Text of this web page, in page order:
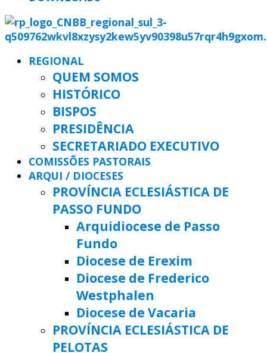
REGIONAL
QUEM SOMOS
HISTÓRICO
BISPOS
PRESIDÊNCIA
SECRETARIADO EXECUTIVO
COMISSÕES PASTORAIS
ARQUI / DIOCESES
PROVÍNCIA ECLESIÁSTICA DE
PASSO FUNDO
Arquidiocese de Passo
Fundo
Diocese de Erexim
Diocese de Frederico
Westphalen
Diocese de Vacaria
PROVÍNCIA ECLESIÁSTICA DE
PELOTAS